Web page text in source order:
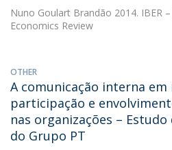
Nuno Goulart Brandão 2014. IBER
Economics Review
OTHER
A comunicação interna
participação e
nas organizações –
do Grupo PT